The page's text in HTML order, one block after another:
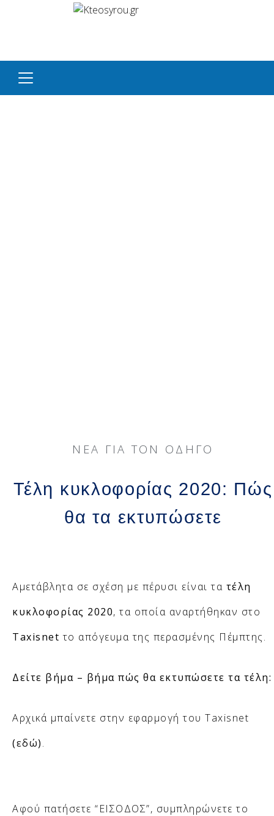
ΝΈΑ ΓΙΑ ΤΟΝ ΟΔΗΓΌ
Τέλη κυκλοφορίας 2020: Πώς
θα τα εκτυπώσετε
Αμετάβλητα σε σχέση με πέρυσι είναι τα τέλη
κυκλοφορίας 2020, τα οποία αναρτήθηκαν στο
Taxisnet το απόγευμα της περασμένης Πέμπτης.
Δείτε βήμα – βήμα πώς θα εκτυπώσετε τα τέλη:
Αρχικά μπαίνετε στην εφαρμογή του Taxisnet
(εδώ).
Αφού πατήσετε “ΕΙΣΟΔΟΣ”, συμπληρώνετε το